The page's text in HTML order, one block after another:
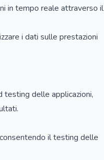
in tempo reale attraverso il
i dati sulle prestazioni
delle applicazioni,
il testing delle